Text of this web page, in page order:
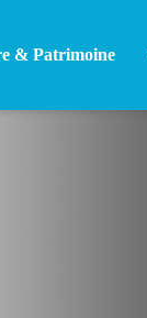
& Patrimoine